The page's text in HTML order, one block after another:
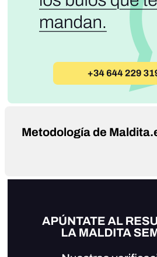
Metodología de